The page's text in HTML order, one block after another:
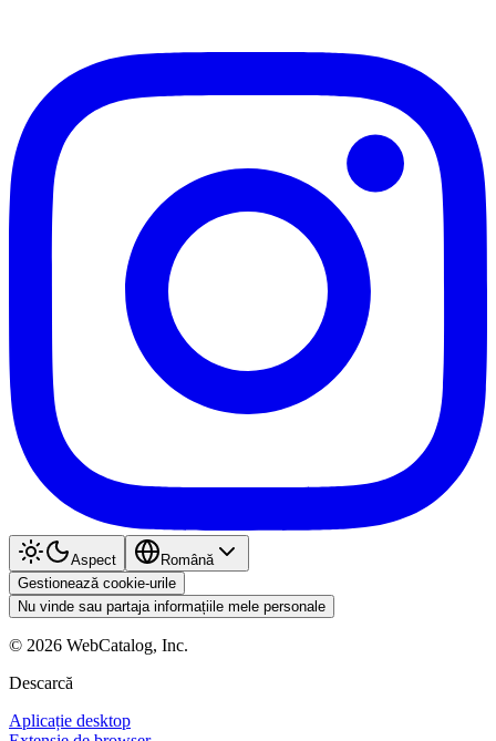
Aspect
Română
Gestionează cookie-urile
Nu vinde sau partaja informațiile mele personale
© 2026 WebCatalog, Inc.
Descarcă
Aplicație desktop